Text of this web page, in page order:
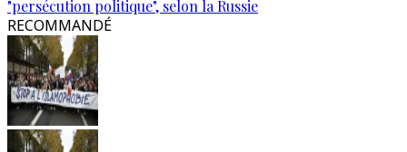
"persécution politique", selon la Russie
RECOMMANDÉ